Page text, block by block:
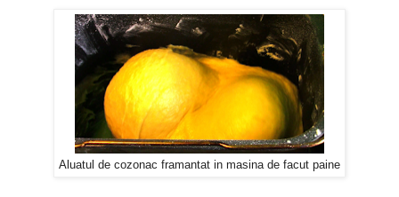
Aluatul de cozonac framantat in masina de facut paine